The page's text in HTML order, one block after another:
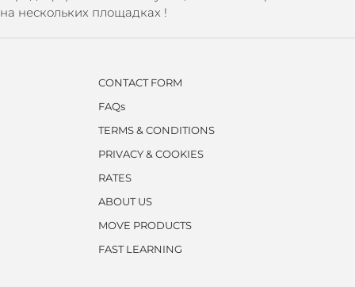
на нескольких площадках !
CONTACT FORM
FAQs
TERMS & CONDITIONS
PRIVACY & COOKIES
RATES
ABOUT US
MOVE PRODUCTS
FAST LEARNING